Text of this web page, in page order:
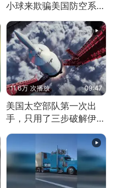
小球来欺骗美国防空系统
的
11.6万 次播放 09:47
美国太空部队第一次出
手，只用了三步破解伊朗